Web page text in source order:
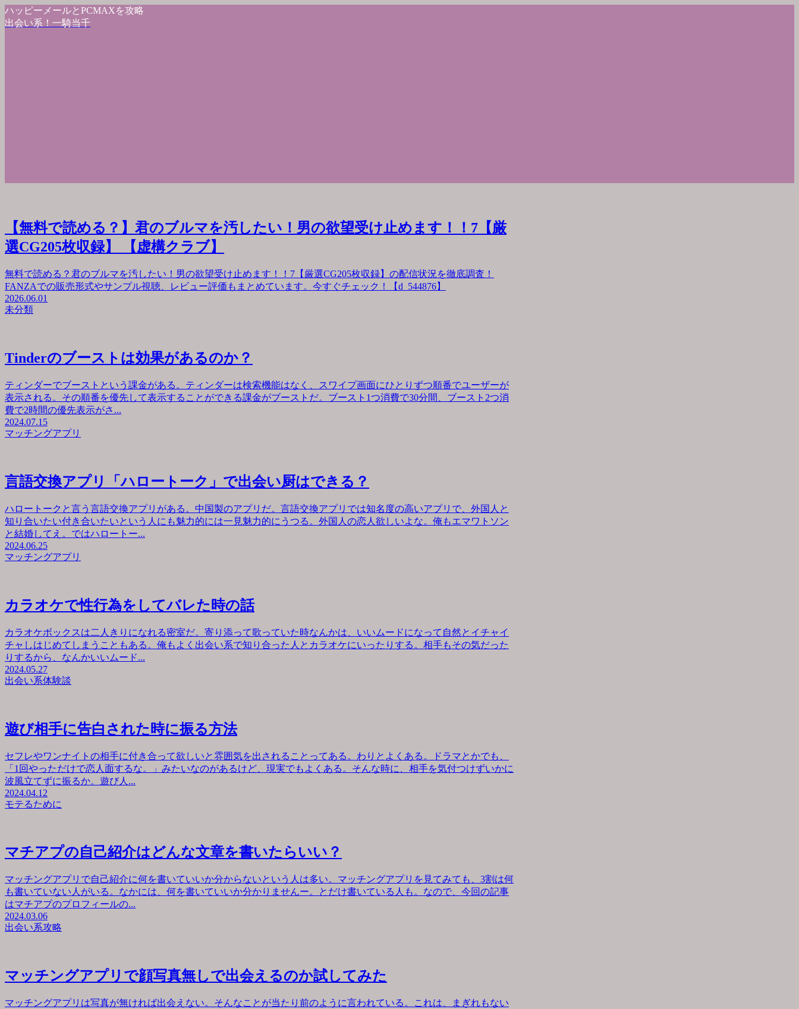
ハッピーメールとPCMAXを攻略
出会い系！一騎当千
【無料で読める？】君のブルマを汚したい！男の欲望受け止めます！！7【厳
選CG205枚収録】 【虚構クラブ】
無料で読める？君のブルマを汚したい！男の欲望受け止めます！！7【厳選CG205枚収録】の配信状況を徹底調査！
FANZAでの販売形式やサンプル視聴、レビュー評価もまとめています。今すぐチェック！【d_544876】
2026.06.01
未分類
Tinderのブーストは効果があるのか？
ティンダーでブーストという課金がある。ティンダーは検索機能はなく、スワイプ画面にひとりずつ順番でユーザーが
表示される。その順番を優先して表示することができる課金がブーストだ。ブースト1つ消費で30分間、ブースト2つ消
費で2時間の優先表示がさ...
2024.07.15
マッチングアプリ
言語交換アプリ「ハロートーク」で出会い厨はできる？
ハロートークと言う言語交換アプリがある。中国製のアプリだ。言語交換アプリでは知名度の高いアプリで、外国人と
知り合いたい付き合いたいという人にも魅力的には一見魅力的にうつる。外国人の恋人欲しいよな。俺もエマワトソン
と結婚してえ。ではハロートー...
2024.06.25
マッチングアプリ
カラオケで性行為をしてバレた時の話
カラオケボックスは二人きりになれる密室だ。寄り添って歌っていた時なんかは、いいムードになって自然とイチャイ
チャしはじめてしまうこともある。俺もよく出会い系で知り合った人とカラオケにいったりする。相手もその気だった
りするから、なんかいいムード...
2024.05.27
出会い系体験談
遊び相手に告白された時に振る方法
セフレやワンナイトの相手に付き合って欲しいと雰囲気を出されることってある。わりとよくある。ドラマとかでも、
「1回やっただけで恋人面するな。」みたいなのがあるけど、現実でもよくある。そんな時に、相手を気付つけずいかに
波風立てずに振るか。遊び人...
2024.04.12
モテるために
マチアプの自己紹介はどんな文章を書いたらいい？
マッチングアプリで自己紹介に何を書いていいか分からないという人は多い。マッチングアプリを見てみても、3割は何
も書いていない人がいる。なかには、何を書いていいか分かりませんー。とだけ書いている人も。なので、今回の記事
はマチアプのプロフィールの...
2024.03.06
出会い系攻略
マッチングアプリで顔写真無しで出会えるのか試してみた
マッチングアプリは写真が無ければ出会えない。そんなことが当たり前のように言われている。これは、まぎれもない